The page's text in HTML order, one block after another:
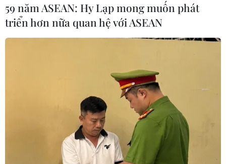
59 năm ASEAN: Hy Lạp mong muốn phát
triển hơn nữa quan hệ với ASEAN